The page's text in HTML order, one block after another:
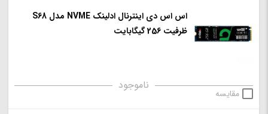
اس اس دی اینترنال ادلینک NVME مدل S68
ظرفیت 256 گیگابایت
ناموجود
مقایسه